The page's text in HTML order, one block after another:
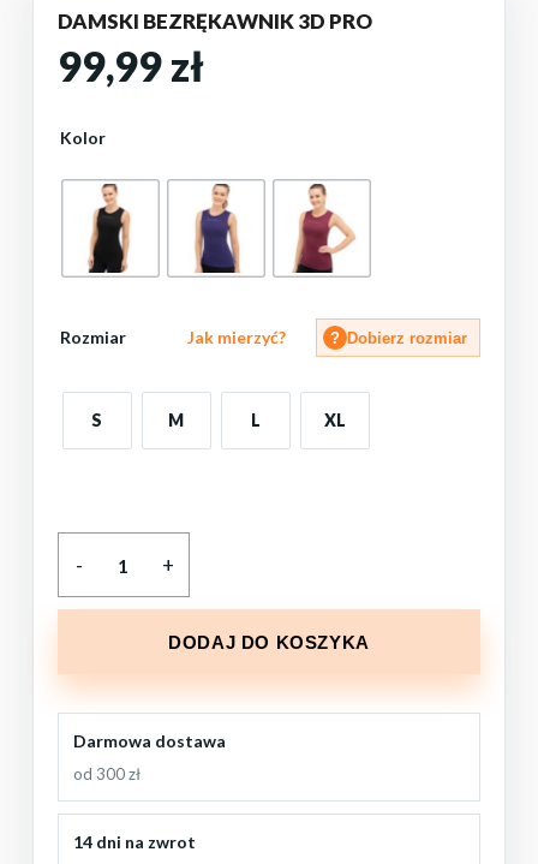
DAMSKI BEZRĘKAWNIK 3D PRO
99,99zł
Kolor
Rozmiar Jak mierzyć? ? Dobierz rozmiar
S M L XL
DODAJ DO KOSZYKA
Darmowa dostawa
od 300 zł
14 dni na zwrot